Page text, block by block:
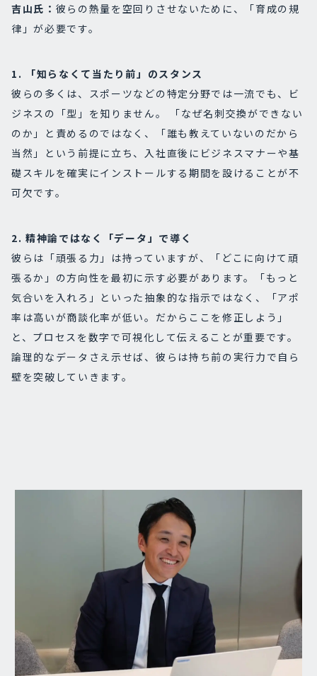
吉山氏： 彼らの熱量を空回りさせないために、「育成の規
律」が必要です。
1. 「知らなくて当たり前」のスタンス
彼らの多くは、スポーツなどの特定分野では一流でも、ビ
ジネスの「型」を知りません。 「なぜ名刺交換ができない
のか」と責めるのではなく、「誰も教えていないのだから
当然」という前提に立ち、入社直後にビジネスマナーや基
礎スキルを確実にインストールする期間を設けることが不
可欠です。
2. 精神論ではなく「データ」で導く
彼らは「頑張る力」は持っていますが、「どこに向けて頑
張るか」の方向性を最初に示す必要があります。「もっと
気合いを入れろ」といった抽象的な指示ではなく、「アポ
率は高いが商談化率が低い。だからここを修正しよう」
と、プロセスを数字で可視化して伝えることが重要です。
論理的なデータさえ示せば、彼らは持ち前の実行力で自ら
壁を突破していきます。